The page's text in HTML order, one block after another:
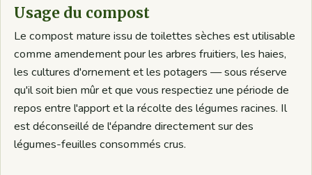
Usage du compost
Le compost mature issu de toilettes sèches est utilisable
comme amendement pour les arbres fruitiers, les haies,
les cultures d'ornement et les potagers — sous réserve
qu'il soit bien mûr et que vous respectiez une période de
repos entre l'apport et la récolte des légumes racines. Il
est déconseillé de l'épandre directement sur des
légumes-feuilles consommés crus.